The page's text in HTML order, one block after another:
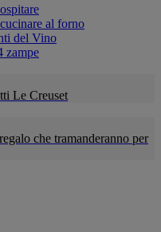
al forno
del Vino
zampe
Le Creuset
che tramanderanno per